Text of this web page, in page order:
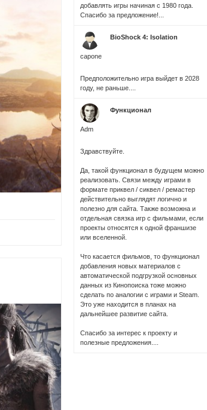
добавлять игры начиная с 1980 года.
Спасибо за предложение!...
capone
BioShock 4: Isolation
Предположительно игра выйдет в 2028
году, не раньше....
Adm
Функционал
Здравствуйте.
Да, такой функционал в будущем можно
реализовать. Связи между играми в
формате приквел / сиквел / ремастер
действительно выглядят логично и
полезно для сайта. Также возможна и
отдельная связка игр с фильмами, если
проекты относятся к одной франшизе
или вселенной.
Что касается фильмов, то функционал
добавления новых материалов с
автоматической подгрузкой основных
данных из Кинопоиска тоже можно
сделать по аналогии с играми и Steam.
Это уже находится в планах на
дальнейшее развитие сайта.
Спасибо за интерес к проекту и
полезные предложения....